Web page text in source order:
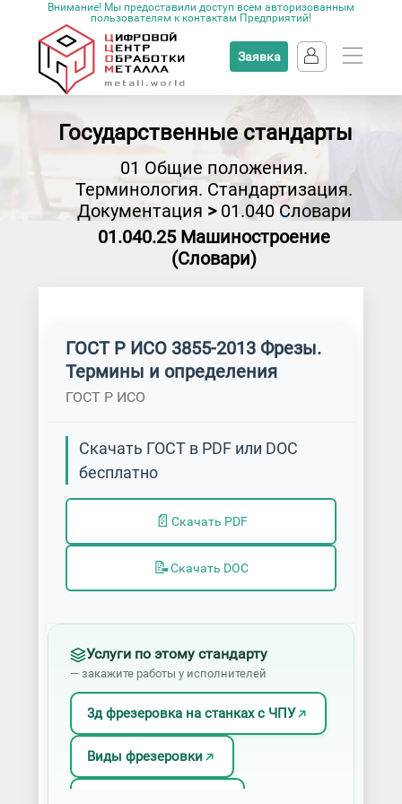
Внимание! Мы предоставили доступ всем авторизованным
пользователям к контактам Предприятий!
Заявка
Государственные стандарты
01 Общие положения.
Терминология. Стандартизация.
Документация > 01.040 Словари
01.040.25 Машиностроение
(Словари)
ГОСТ Р ИСО 3855-2013 Фрезы.
Термины и определения
ГОСТ Р ИСО
Скачать ГОСТ в PDF или DOC
бесплатно
📄 Скачать PDF
📝Скачать DOC
Услуги по этому стандарту
— закажите работы у исполнителей
3д фрезеровка на станках с ЧПУ
Виды фрезеровки